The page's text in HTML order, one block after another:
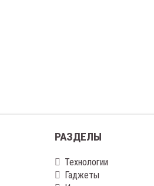
РАЗДЕЛЫ
Технологии
Гаджеты